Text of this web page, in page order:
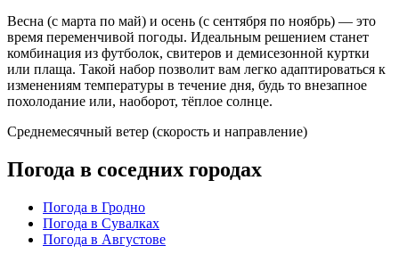
Весна (с марта по май) и осень (с сентября по ноябрь) — это
время переменчивой погоды. Идеальным решением станет
комбинация из футболок, свитеров и демисезонной куртки
или плаща. Такой набор позволит вам легко адаптироваться к
изменениям температуры в течение дня, будь то внезапное
похолодание или, наоборот, тёплое солнце.
Среднемесячный ветер (скорость и направление)
Погода в соседних городах
Погода в Гродно
Погода в Сувалках
Погода в Августове